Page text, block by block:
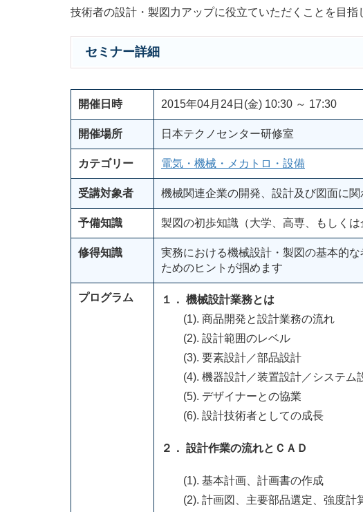
技術者の設計・製図力アップに役立ていただくことを目指
セミナー詳細
開催日時 2015年04月24日(金) 10:30 ～ 17:30
開催場所 日本テクノセンター研修室
カテゴリー 電気・機械・メカトロ・設備
受講対象者 機械関連企業の開発、設計及び図面に
予備知識 製図の初歩知識（大学、高専、もしくは
修得知識
実務における機械設計・製図の基本的
ためのヒントが掴めます
プログラム
１． 機械設計業務とは
(1). 商品開発と設計業務の流れ
(2). 設計範囲のレベル
(3). 要素設計／部品設計
(4). 機器設計／装置設計／システム
(5). デザイナーとの協業
(6). 設計技術者としての成長
２． 設計作業の流れとＣＡＤ
(1). 基本計画、計画書の作成
(2). 計画図、主要部品選定、強度計